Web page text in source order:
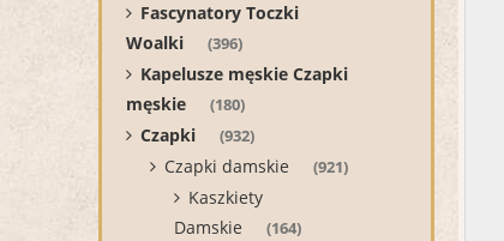
Fascynatory Toczki
Woalki
(396)
Kapelusze męskie Czapki
męskie
(180)
Czapki (932)
Czapki damskie (921)
Kaszkiety
Damskie
(164)